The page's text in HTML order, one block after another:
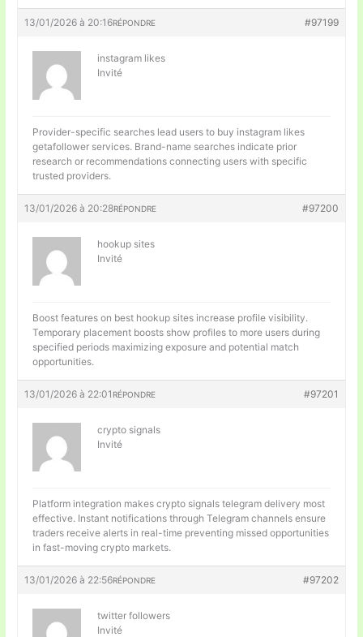
13/01/2026 à 20:16 #97199
RÉPONDRE
instagram likes
Invité
Provider-specific searches lead users to buy instagram likes
getafollower services. Brand-name searches indicate prior
research or recommendations connecting users with specific
trusted providers.
13/01/2026 à 20:28 #97200
RÉPONDRE
hookup sites
Invité
Boost features on best hookup sites increase profile visibility.
Temporary placement boosts show profiles to more users during
specified periods maximizing exposure and potential match
opportunities.
13/01/2026 à 22:01 #97201
RÉPONDRE
crypto signals
Invité
Platform integration makescrypto signals telegram delivery most
effective. Instant notifications through Telegram channels ensure
traders receive alerts in real-time preventing missed opportunities
in fast-moving crypto markets.
13/01/2026 à 22:56 #97202
RÉPONDRE
twitter followers
Invité